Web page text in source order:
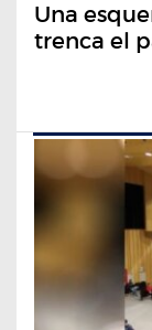
Una
trenca el